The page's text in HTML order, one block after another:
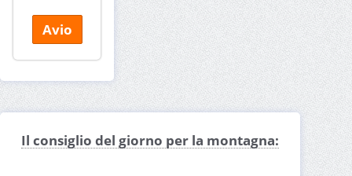
Avio
Il consiglio del giorno per la montagna: